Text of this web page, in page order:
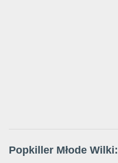
Popkiller Młode Wilki: